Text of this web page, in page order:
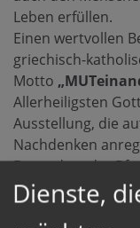
Leben erfüllen.
Einen wertvollen
griechisch-
Motto
Allerheiligsten
Ausstellung, die
Nachdenken
Besonders der
Begegnung. In
Möglichkeit,
Dienste,